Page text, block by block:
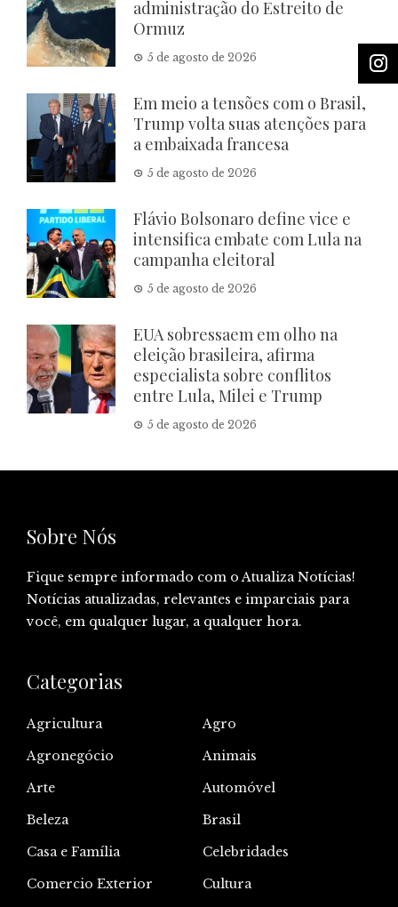
administração do Estreito de
Ormuz
5 de agosto de 2026
Em meio a tensões com o Brasil,
Trump volta suas atenções para
a embaixada francesa
5 de agosto de 2026
Flávio Bolsonaro define vice e
intensifica embate com Lula na
campanha eleitoral
5 de agosto de 2026
EUA sobressaem em olho na
eleição brasileira, afirma
especialista sobre conflitos
entre Lula, Milei e Trump
5 de agosto de 2026
Sobre Nós
Fique sempre informado com o Atualiza Notícias!
Notícias atualizadas, relevantes e imparciais para
você, em qualquer lugar, a qualquer hora.
Categorias
Agricultura
Agro
Agronegócio
Animais
Arte
Automóvel
Beleza
Brasil
Casa e Família
Celebridades
Comercio Exterior
Cultura